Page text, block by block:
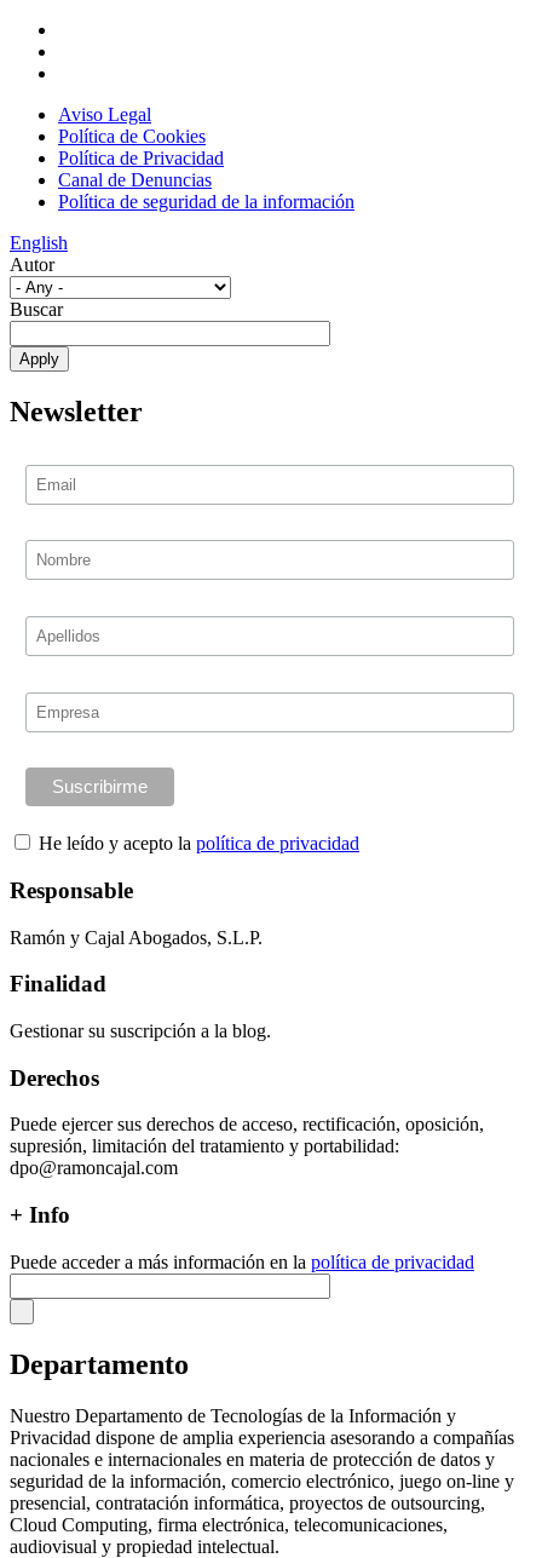
Aviso Legal
Política de Cookies
Política de Privacidad
Canal de Denuncias
Política de seguridad de la información
English
Autor
Buscar
Newsletter
He leído y acepto la política de privacidad
Responsable
Ramón y Cajal Abogados, S.L.P.
Finalidad
Gestionar su suscripción a la blog.
Derechos
Puede ejercer sus derechos de acceso, rectificación, oposición,
supresión, limitación del tratamiento y portabilidad:
dpo@ramoncajal.com
+ Info
Puede acceder a más información en la política de privacidad
Departamento
Nuestro Departamento de Tecnologías de la Información y
Privacidad dispone de amplia experiencia asesorando a compañías
nacionales e internacionales en materia de protección de datos y
seguridad de la información, comercio electrónico, juego on-line y
presencial, contratación informática, proyectos de outsourcing,
Cloud Computing, firma electrónica, telecomunicaciones,
audiovisual y propiedad intelectual.